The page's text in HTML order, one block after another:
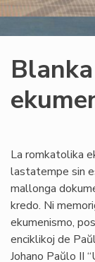
La romkatolika
lastatempe sin
mallonga
kredo. Ni
ekumenismo,
enciklikoj de
Johano Paŭlo II